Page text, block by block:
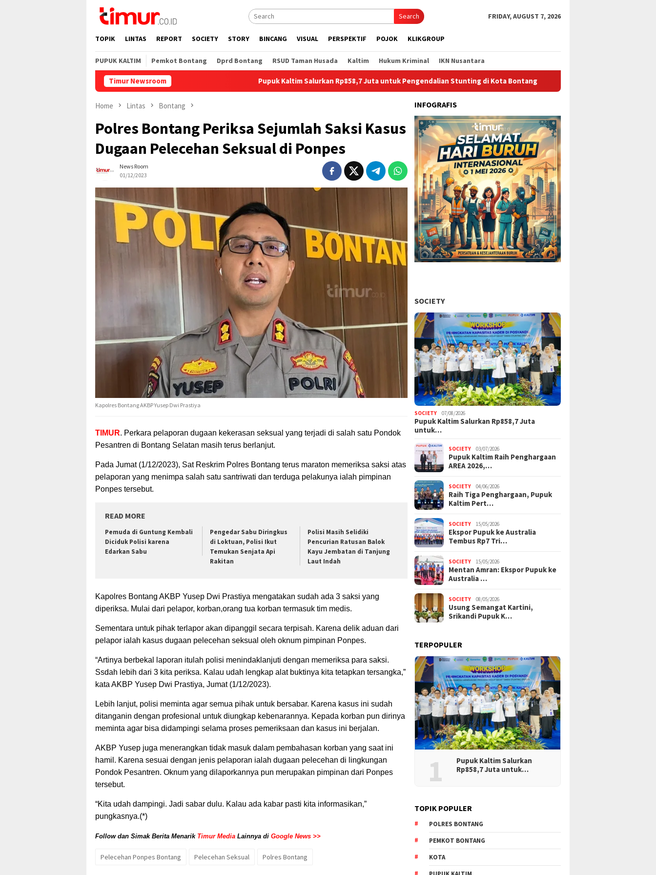
content
Search FRIDAY, AUGUST 7, 2026
TOPIK LINTAS REPORT SOCIETY STORY BINCANG VISUAL PERSPEKTIF POJOK KLIKGROUP
PUPUK KALTIM Pemkot Bontang Dprd Bontang RSUD Taman Husada Kaltim Hukum Kriminal IKN Nusantara
Timur Newsroom Pupuk Kaltim Salurkan Rp858,7 Juta untuk Pengendalian Stunting di Kota Bontang Catat Jadwalnya, Ini Pelayaran Kapal
Home Lintas Bontang
Polres Bontang Periksa Sejumlah Saksi Kasus
Dugaan Pelecehan Seksual di Ponpes
News Room
01/12/2023
Kapolres Bontang AKBP Yusep Dwi Prastiya
TIMUR. Perkara pelaporan dugaan kekerasan seksual yang terjadi di salah satu Pondok
Pesantren di Bontang Selatan masih terus berlanjut.
Pada Jumat (1/12/2023), Sat Reskrim Polres Bontang terus maraton memeriksa saksi atas
pelaporan yang menimpa salah satu santriwati dan terduga pelakunya ialah pimpinan
Ponpes tersebut.
READ MORE
Pemuda di Guntung Kembali
Diciduk Polisi karena
Edarkan Sabu
Pengedar Sabu Diringkus
di Loktuan, Polisi Ikut
Temukan Senjata Api
Rakitan
Polisi Masih Selidiki
Pencurian Ratusan Balok
Kayu Jembatan di Tanjung
Laut Indah
Kapolres Bontang AKBP Yusep Dwi Prastiya mengatakan sudah ada 3 saksi yang
diperiksa. Mulai dari pelapor, korban,orang tua korban termasuk tim medis.
Sementara untuk pihak terlapor akan dipanggil secara terpisah. Karena delik aduan dari
pelapor ialah kasus dugaan pelecehan seksual oleh oknum pimpinan Ponpes.
“Artinya berbekal laporan itulah polisi menindaklanjuti dengan memeriksa para saksi.
Ssdah lebih dari 3 kita periksa. Kalau udah lengkap alat buktinya kita tetapkan tersangka,”
kata AKBP Yusep Dwi Prastiya, Jumat (1/12/2023).
Lebih lanjut, polisi meminta agar semua pihak untuk bersabar. Karena kasus ini sudah
ditanganin dengan profesional untuk diungkap kebenarannya. Kepada korban pun dirinya
meminta agar bisa didampingi selama proses pemeriksaan dan kasus ini berjalan.
AKBP Yusep juga menerangkan tidak masuk dalam pembahasan korban yang saat ini
hamil. Karena sesuai dengan jenis pelaporan ialah dugaan pelecehan di lingkungan
Pondok Pesantren. Oknum yang dilaporkannya pun merupakan pimpinan dari Ponpes
tersebut.
“Kita udah dampingi. Jadi sabar dulu. Kalau ada kabar pasti kita informasikan,”
pungkasnya.(*)
Follow dan Simak Berita Menarik Timur Media Lainnya di Google News >>
Pelecehan Ponpes Bontang Pelecehan Seksual Polres Bontang
INFOGRAFIS
SOCIETY
SOCIETY 07/08/2026
Pupuk Kaltim Salurkan Rp858,7 Juta
untuk…
SOCIETY 03/07/2026
Pupuk Kaltim Raih Penghargaan
AREA 2026,…
SOCIETY 04/06/2026
Raih Tiga Penghargaan, Pupuk
Kaltim Pert…
SOCIETY 15/05/2026
Ekspor Pupuk ke Australia
Tembus Rp7 Tri…
SOCIETY 15/05/2026
Mentan Amran: Ekspor Pupuk ke
Australia …
SOCIETY 08/05/2026
Usung Semangat Kartini,
Srikandi Pupuk K…
TERPOPULER
1
Pupuk Kaltim Salurkan
Rp858,7 Juta untuk…
TOPIK POPULER
POLRES BONTANG
PEMKOT BONTANG
KOTA